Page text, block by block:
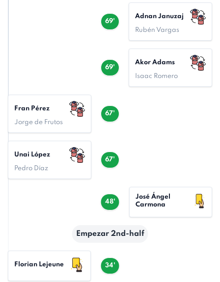
69'
Adnan Januzaj
Rubén Vargas
69'
Akor Adams
Isaac Romero
67'
Fran Pérez
Jorge de Frutos
67'
Unai López
Pedro Díaz
48'
José Ángel
Carmona
Empezar 2nd-half
34'
Florian Lejeune